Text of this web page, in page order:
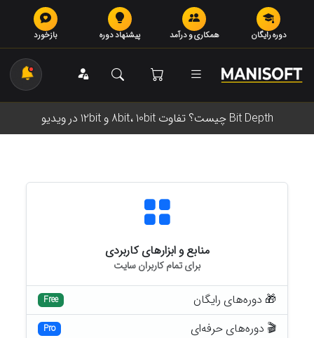
دوره رایگان همکاری و درآمد پیشنهاد دوره بازخورد
Bit Depth چیست؟ تفاوت 8bit، 10bit و 12bit در ویدیو
منابع و ابزارهای کاربردی
برای تمام کاربران سایت
🎁 دوره‌های رایگان Free
🎬 دوره‌های حرفه‌ای Pro